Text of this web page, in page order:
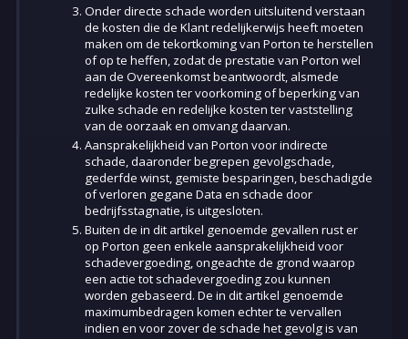
Onder directe schade worden uitsluitend verstaan
de kosten die de Klant redelijkerwijs heeft moeten
maken om de tekortkoming van Porton te herstellen
of op te heffen, zodat de prestatie van Porton wel
aan de Overeenkomst beantwoordt, alsmede
redelijke kosten ter voorkoming of beperking van
zulke schade en redelijke kosten ter vaststelling
van de oorzaak en omvang daarvan.
Aansprakelijkheid van Porton voor indirecte
schade, daaronder begrepen gevolgschade,
gederfde winst, gemiste besparingen, beschadigde
of verloren gegane Data en schade door
bedrijfsstagnatie, is uitgesloten.
Buiten de in dit artikel genoemde gevallen rust er
op Porton geen enkele aansprakelijkheid voor
schadevergoeding, ongeachte de grond waarop
een actie tot schadevergoeding zou kunnen
worden gebaseerd. De in dit artikel genoemde
maximumbedragen komen echter te vervallen
indien en voor zover de schade het gevolg is van